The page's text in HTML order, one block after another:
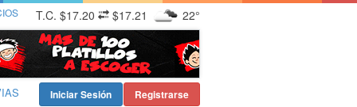
T.C. $17.20 $17.21 22°
Registrarse
Iniciar Sesión